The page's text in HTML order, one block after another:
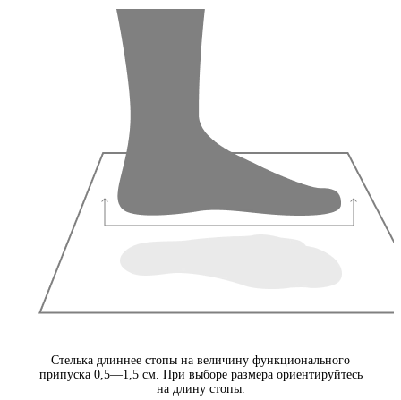
Стелька длиннее стопы на величину функционального
припуска 0,5—1,5 см. При выборе размера ориентируйтесь
на длину стопы.